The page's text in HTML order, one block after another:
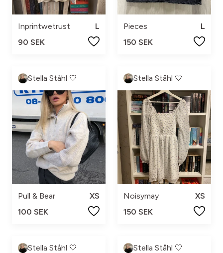
Inprintwetrust
L
90 SEK
Pieces
L
150 SEK
Stella Ståhl 🤍
Pull & Bear
XS
100 SEK
Stella Ståhl 🤍
Noisymay
XS
150 SEK
Stella Ståhl 🤍 Stella Ståhl 🤍